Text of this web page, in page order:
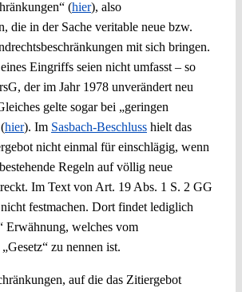
(hier), also
die in der Sache veritable neue bzw.
mit sich bringen.
Eingriffs seien nicht umfasst – so
der im Jahr 1978 unverändert neu
gelte sogar bei „geringen
hier). Im Sasbach-Beschlusshielt das
nicht einmal für einschlägig, wenn
Regeln auf völlig neue
Im Text von Art. 19 Abs. 1 S. 2 GG
festmachen. Dort findet lediglich
Erwähnung, welches vom
zu nennen ist.
auf die das Zitiergebot